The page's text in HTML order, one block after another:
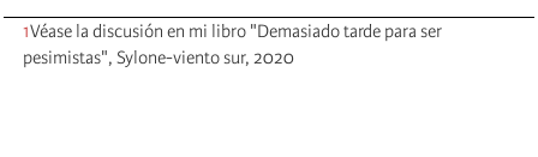
1Véase la discusión en mi libro "Demasiado tarde para ser
pesimistas", Sylone-viento sur, 2020